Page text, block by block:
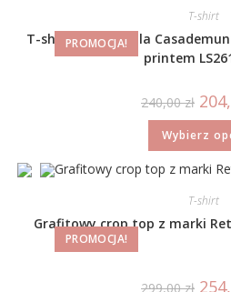
PROMOCJA!
T-shirt
T-shirt damski Lola
printem
240,00zł
Wybierz
PROMOCJA!
T-shirt
Grafitowy crop top z marki
299,00zł